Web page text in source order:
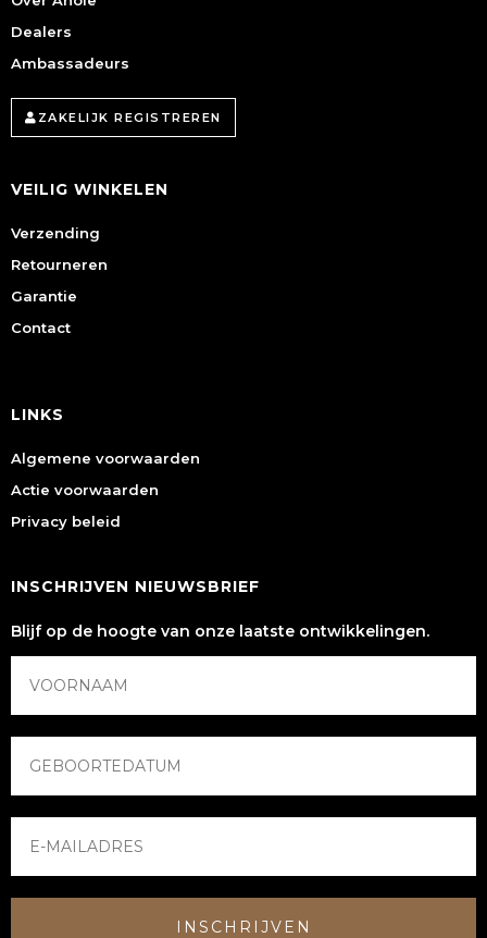
Dealers
Ambassadeurs
ZAKELIJK REGISTREREN
VEILIG WINKELEN
Verzending
Retourneren
Garantie
Contact
LINKS
Algemene voorwaarden
Actie voorwaarden
Privacy beleid
INSCHRIJVEN NIEUWSBRIEF
Blijf op de hoogte van onze laatste ontwikkelingen.
INSCHRIJVEN